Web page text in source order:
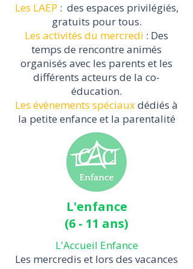
Les LAEP : des espaces privilégiés,
gratuits pour tous.
Les activités du mercredi : Des
temps de rencontre animés
organisés avec les parents et les
différents acteurs de la co-
éducation.
Les évènements spéciauxdédiés à
la petite enfance et la parentalité
L'enfance
(6 - 11 ans)
L'Accueil Enfance
Les mercredis et lors des vacances